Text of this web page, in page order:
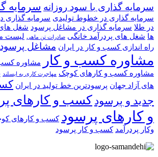
سرمایه گذاری با سود روزانه سرمایه
سرمایه گذاری در خطوط تولیدی سرمایه گذاری
در طلا سرمایه گذاری در مشاغل پرسود شغل های
ها شغل های پردرآمد خانگی صادرات تن ماهی لیست
راه اندازی کسب و کار در ایران مشاغل پرسود
مشاوره کسب و کار
مشاوره کسب
مشاوره کسب و کارهای کوچک مهاجرت کاری به ایسلند
های آزاد جهان پرسودترین خط تولید در ایران
جدید و پرسود کسب و کارهای
و کارهای پرسود کسب و کارهای
وکار پردرآمد کسب و کار پرسود